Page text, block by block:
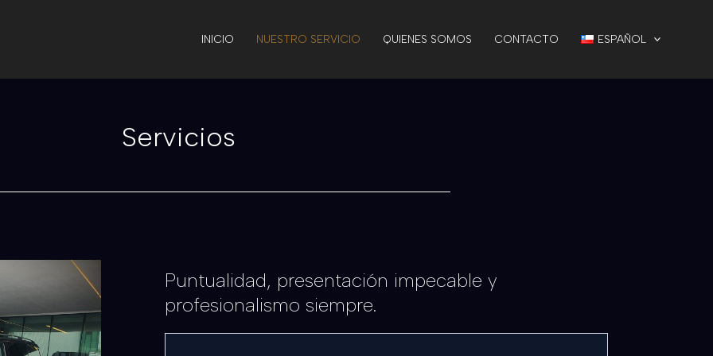
INICIO NUESTRO SERVICIO QUIENES SOMOS CONTACTO ESPAÑOL
Servicios
Puntualidad, presentación impecable y
profesionalismo siempre.